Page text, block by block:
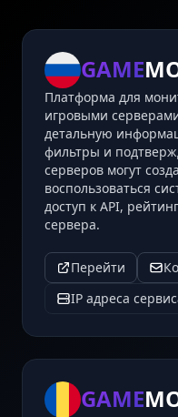
GAME
Платформа для
игровыми
детальную
фильтры и
серверов могут
воспользоваться
доступ к API,
сервера.
Перейти
IP адреса
GAME